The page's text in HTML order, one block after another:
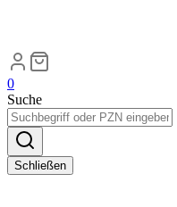
0
Suche
Schließen